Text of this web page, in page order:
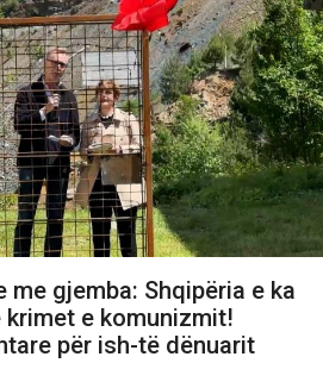
me gjemba: Shqipëria e ka
e komunizmit!
për ish-të dënuarit